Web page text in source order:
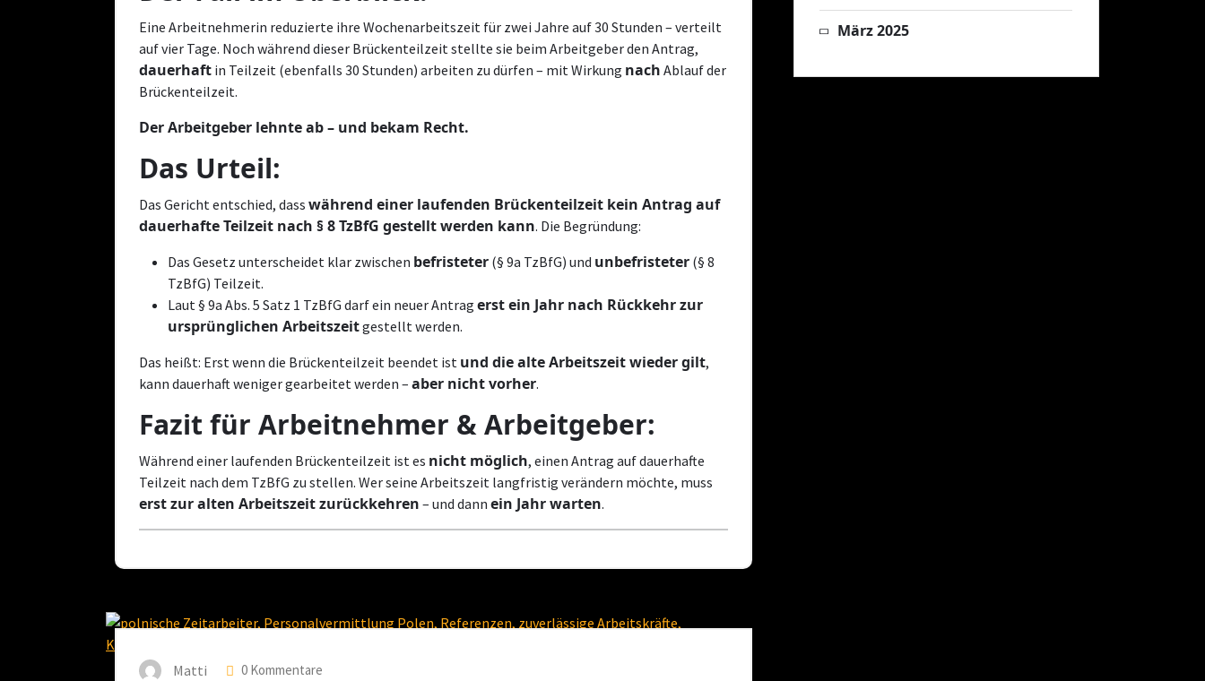
Eine Arbeitnehmerin reduzierte ihre Wochenarbeitszeit für zwei Jahre auf 30 Stunden – verteilt
auf vier Tage. Noch während dieser Brückenteilzeit stellte sie beim Arbeitgeber den Antrag,
dauerhaft in Teilzeit (ebenfalls 30 Stunden) arbeiten zu dürfen – mit Wirkung nach Ablauf der
Brückenteilzeit.
Der Arbeitgeber lehnte ab – und bekam Recht.
Das Urteil:
Das Gericht entschied, dass während einer laufenden Brückenteilzeit kein Antrag auf
dauerhafte Teilzeit nach § 8 TzBfG gestellt werden kann. Die Begründung:
Das Gesetz unterscheidet klar zwischen befristeter (§ 9a TzBfG) und unbefristeter (§ 8
TzBfG) Teilzeit.
Laut § 9a Abs. 5 Satz 1 TzBfG darf ein neuer Antrag erst ein Jahr nach Rückkehr zur
ursprünglichen Arbeitszeitgestellt werden.
Das heißt: Erst wenn die Brückenteilzeit beendet ist und die alte Arbeitszeit wieder gilt,
kann dauerhaft weniger gearbeitet werden – aber nicht vorher.
Fazit für Arbeitnehmer & Arbeitgeber:
Während einer laufenden Brückenteilzeit ist es nicht möglich, einen Antrag auf dauerhafte
Teilzeit nach dem TzBfG zu stellen. Wer seine Arbeitszeit langfristig verändern möchte, muss
erst zur alten Arbeitszeit zurückkehren – und dann ein Jahr warten.
Matti 0 Kommentare
März 2025